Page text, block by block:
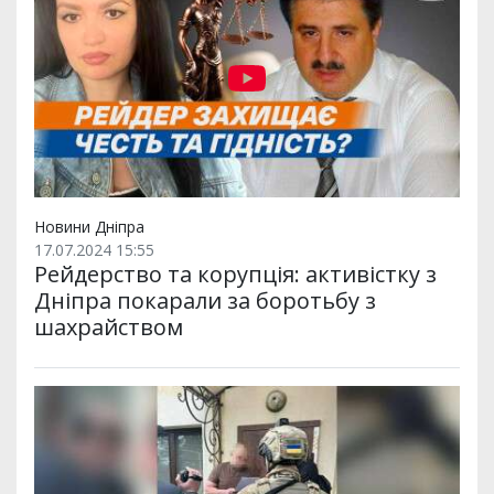
Новини Дніпра
17.07.2024 15:55
Рейдерство та корупція: активістку з
Дніпра покарали за боротьбу з
шахрайством